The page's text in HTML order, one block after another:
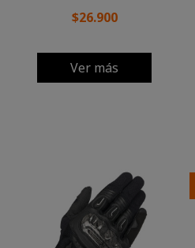
$26.900
Ver más